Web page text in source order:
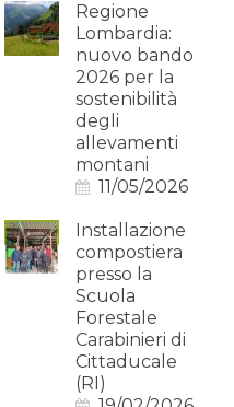
Regione
Lombardia:
nuovo bando
2026 per la
sostenibilità
degli
allevamenti
montani
11/05/2026
Installazione
compostiera
presso la
Scuola
Forestale
Carabinieri di
Cittaducale
(RI)